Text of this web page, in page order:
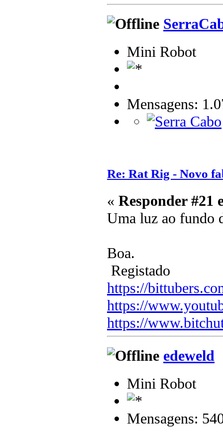
Mini Robot
Mensagens:
Re: Rat Rig - Novo
« Responder #21
Uma luz ao fundo
Boa.
Registado
https://
https://
https://
edeweld
Mini Robot
Mensagens: